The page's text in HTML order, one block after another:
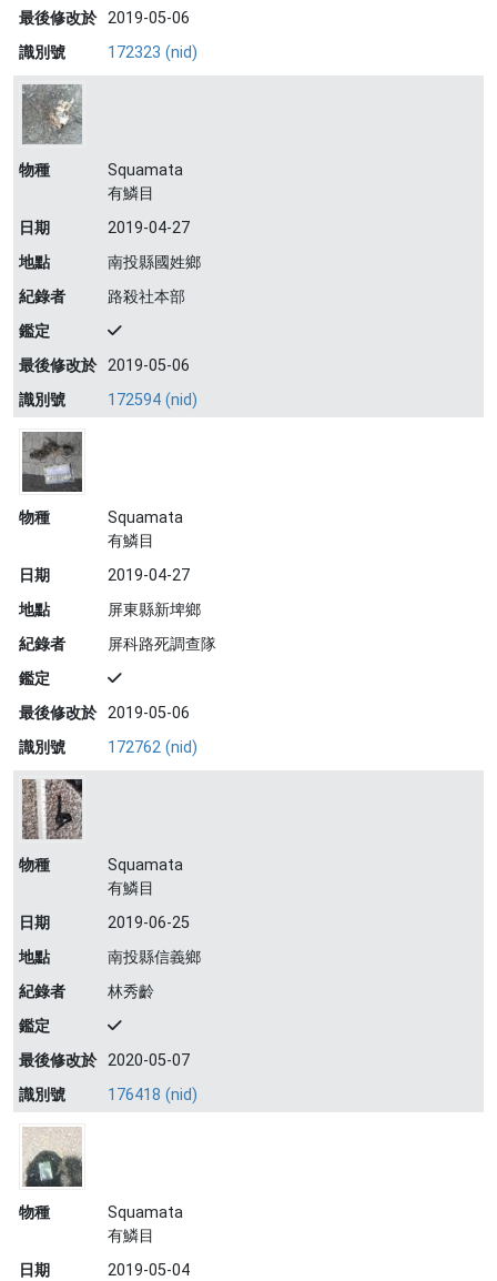
最後修改於 2019-05-06
識別號
172323 (nid)
物種
Squamata
有鱗目
日期
2019-04-27
地點
南投縣國姓鄉
紀錄者
路殺社本部
鑑定
最後修改於 2019-05-06
識別號
172594 (nid)
物種
Squamata
有鱗目
日期
2019-04-27
地點
屏東縣新埤鄉
紀錄者
屏科路死調查隊
鑑定
最後修改於 2019-05-06
識別號
172762 (nid)
物種
Squamata
有鱗目
日期
2019-06-25
地點
南投縣信義鄉
紀錄者
林秀齡
鑑定
最後修改於 2020-05-07
識別號
176418 (nid)
物種
Squamata
有鱗目
日期
2019-05-04